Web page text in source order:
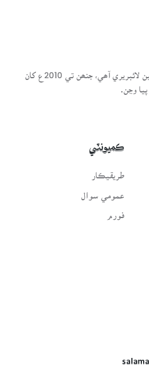
سنڌسلامت ڪتاب گهر ھڪ آن لائين لائبريري آھي، جنھن تي 2010ع کان
وڃن.
ڪميونٽي
طريقيڪار
عمومي سوال
فورم